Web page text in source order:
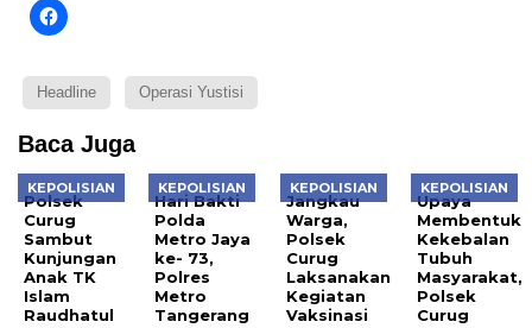
Headline Operasi Yustisi
Baca Juga
KEPOLISIAN
Polsek
Curug
Sambut
Kunjungan
Anak TK
Islam
Raudhatul
KEPOLISIAN
Hari Bakti
Polda
Metro Jaya
ke- 73,
Polres
Metro
Tangerang
KEPOLISIAN
Jangkau
Warga,
Polsek
Curug
Laksanakan
Kegiatan
Vaksinasi
KEPOLISIAN
Upaya
Membentuk
Kekebalan
Tubuh
Masyarakat,
Polsek
Curug